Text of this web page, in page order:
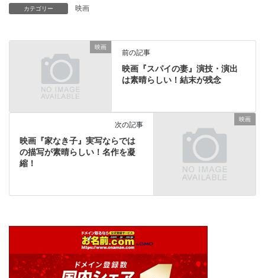
カテゴリー 映画
映画
前の記事
映画『スパイの妻』演技・演出
は素晴らしい！結末が残念
映画
次の記事
映画『家なき子』実写ならでは
の描写が素晴らしい！名作を凝
縮！